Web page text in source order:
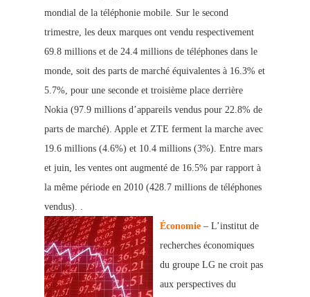
mondial de la téléphonie mobile. Sur le second
trimestre, les deux marques ont vendu respectivement
69.8 millions et de 24.4 millions de téléphones dans le
monde, soit des parts de marché équivalentes à 16.3% et
5.7%, pour une seconde et troisième place derrière
Nokia (97.9 millions d’appareils vendus pour 22.8% de
parts de marché). Apple et ZTE ferment la marche avec
19.6 millions (4.6%) et 10.4 millions (3%). Entre mars
et juin, les ventes ont augmenté de 16.5% par rapport à
la même période en 2010 (428.7 millions de téléphones
vendus). .
Économie – L’institut de
recherches économiques
du groupe LG ne croit pas
aux perspectives du